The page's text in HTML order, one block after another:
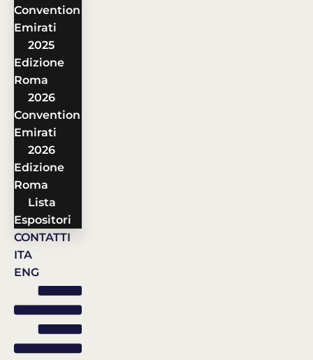
Convention
Emirati
2025
Edizione
Roma
2026
Convention
Emirati
2026
Edizione
Roma
Lista
Espositori
CONTATTI
ITA
ENG